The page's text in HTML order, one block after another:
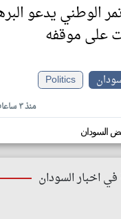
الوطني يدعو
على موقفه
Politics
منذ ٣ ساعات
السودان
اخبار السودان